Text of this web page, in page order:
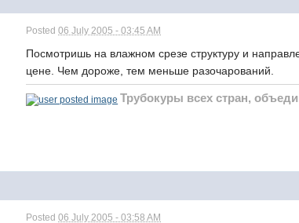
Posted06 July 2005 - 03:45 AM
Посмотришь на влажном срезе структуру и
цене. Чем дороже, тем меньше разочарований.
Трубокуры всех стран,
Posted06 July 2005 - 03:58 AM